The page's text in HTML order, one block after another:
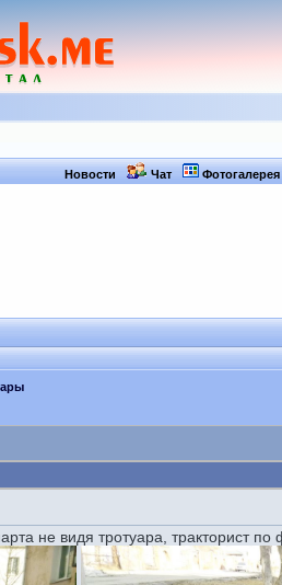
Новости Чат Фотогалерея
не видя тротуара, тракторист по